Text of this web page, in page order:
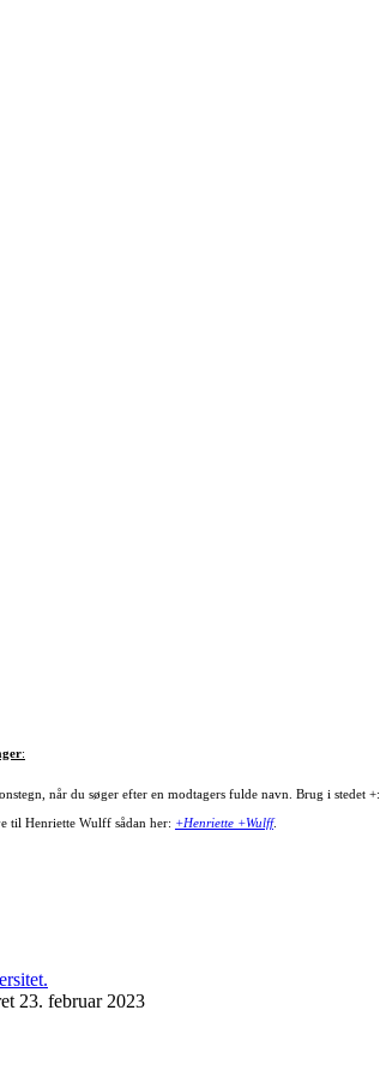
:
når du søger efter en modtagers fulde navn. Brug i stedet +:
til Henriette Wulff sådan her: +Henriette +Wulff.
23. februar 2023